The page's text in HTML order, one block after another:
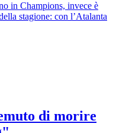
in Champions, invece è
stagione: con l’Atalanta
di morire